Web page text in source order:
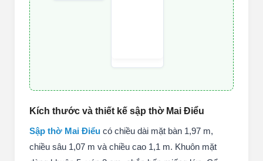
Kích thước và thiết kế sập thờ Mai Điểu
Sập thờ Mai Điểu có chiều dài mặt bàn 1,97 m,
chiều sâu 1,07 m và chiều cao 1,1 m. Khuôn mặt